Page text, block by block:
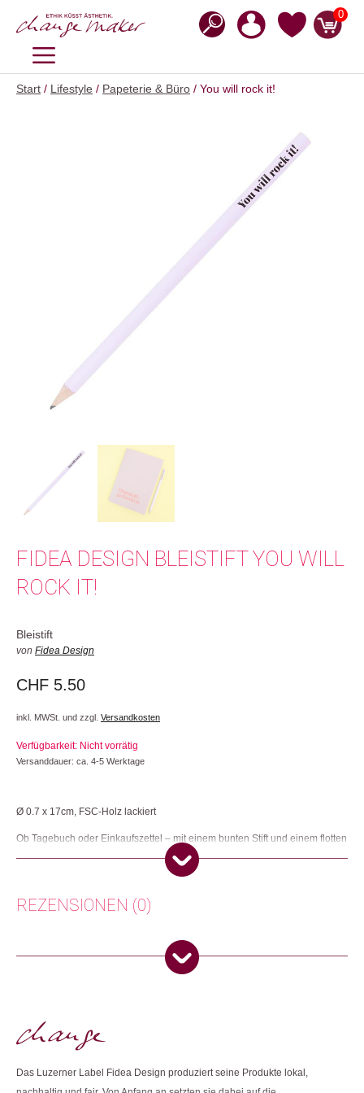
Inhalt
0
MENÜ
Start / Lifestyle / Papeterie & Büro / You will rock it!
FIDEA DESIGN BLEISTIFT YOU WILL
ROCK IT!
Bleistift
von Fidea Design
CHF 5.50
inkl. MWSt. und zzgl. Versandkosten
Verfügbarkeit: Nicht vorrätig
Versanddauer: ca. 4-5 Werktage
Ø 0.7 x 17cm, FSC-Holz lackiert
Ob Tagebuch oder Einkaufszettel – mit einem bunten Stift und einem flotten
Spruch schreibt sich alles etwas leichter und flüssiger.
Artikelnummer: 111877.02
Weitere Produkte shoppen, die diesem Changemaker Kriterium
REZENSIONEN (0)
Es gibt noch keine Rezensionen.
Das Luzerner Label Fidea Design produziert seine Produkte lokal,